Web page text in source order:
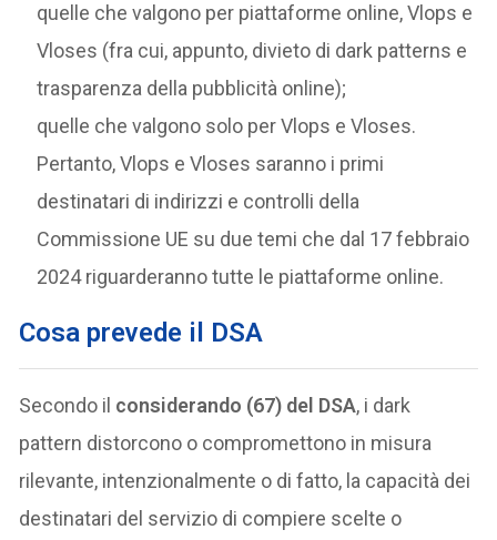
quelle che valgono per piattaforme online, Vlops e
Vloses (fra cui, appunto, divieto di dark patterns e
trasparenza della pubblicità online);
quelle che valgono solo per Vlops e Vloses.
Pertanto, Vlops e Vloses saranno i primi
destinatari di indirizzi e controlli della
Commissione UE su due temi che dal 17 febbraio
2024 riguarderanno tutte le piattaforme online.
Cosa prevede il DSA
Secondo il considerando (67) del DSA, i dark
pattern distorcono o compromettono in misura
rilevante, intenzionalmente o di fatto, la capacità dei
destinatari del servizio di compiere scelte o